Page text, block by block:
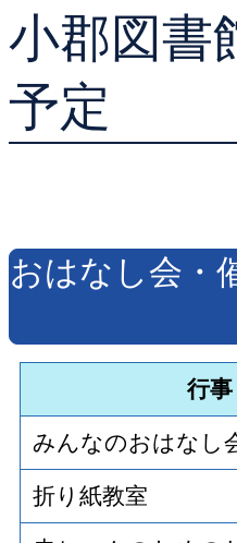
貸出ランキン
小郡図書
予定
おはなし会・
行事
みんなのおはなし
折り紙教室